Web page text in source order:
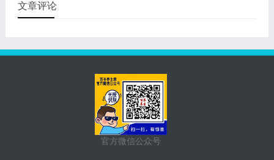
文章评论
官方微信公众号